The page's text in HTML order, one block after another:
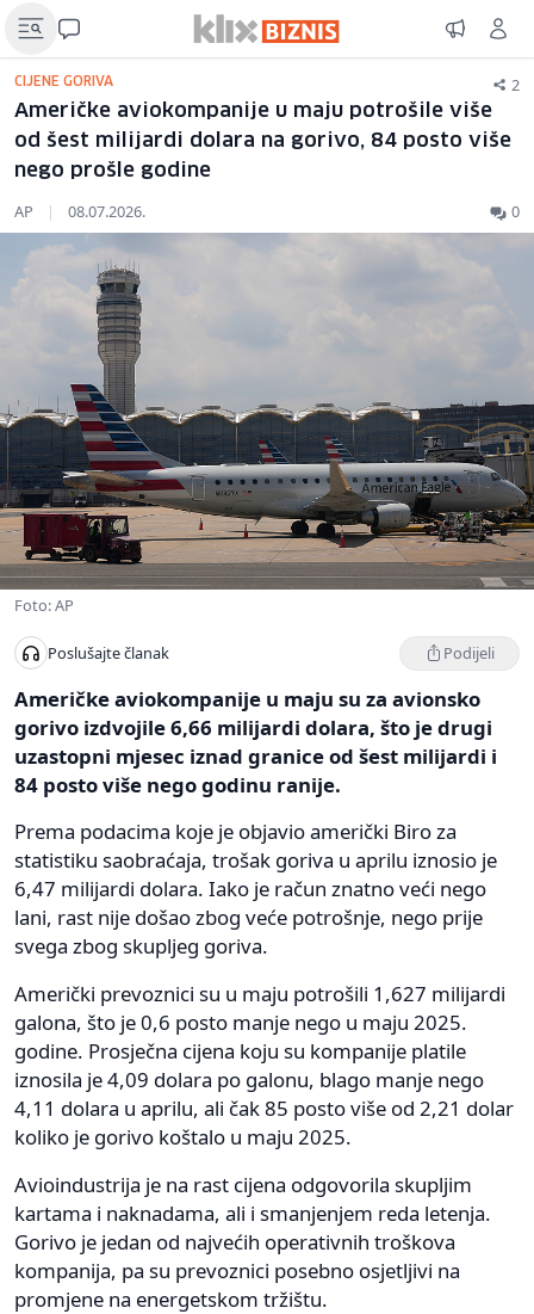
CIJENE GORIVA 2
Američke aviokompanije u maju potrošile više
od šest milijardi dolara na gorivo, 84 posto više
nego prošle godine
AP | 08.07.2026. 0
Foto: AP
Poslušajte članak Podijeli
Američke aviokompanije u maju su za avionsko
gorivo izdvojile 6,66 milijardi dolara, što je drugi
uzastopni mjesec iznad granice od šest milijardi i
84 posto više nego godinu ranije.
Prema podacima koje je objavio američki Biro za
statistiku saobraćaja, trošak goriva u aprilu iznosio je
6,47 milijardi dolara. Iako je račun znatno veći nego
lani, rast nije došao zbog veće potrošnje, nego prije
svega zbog skupljeg goriva.
Američki prevoznici su u maju potrošili 1,627 milijardi
galona, što je 0,6 posto manje nego u maju 2025.
godine. Prosječna cijena koju su kompanije platile
iznosila je 4,09 dolara po galonu, blago manje nego
4,11 dolara u aprilu, ali čak 85 posto više od 2,21 dolar
koliko je gorivo koštalo u maju 2025.
Avioindustrija je na rast cijena odgovorila skupljim
kartama i naknadama, ali i smanjenjem reda letenja.
Gorivo je jedan od najvećih operativnih troškova
kompanija, pa su prevoznici posebno osjetljivi na
promjene na energetskom tržištu.